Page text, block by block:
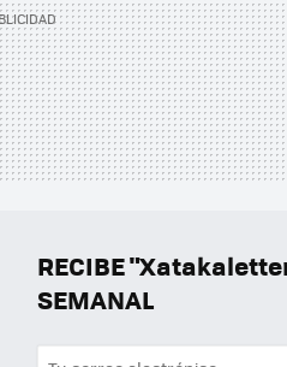
RECIBE
SEMANAL